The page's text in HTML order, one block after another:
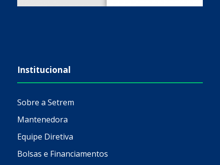
Institucional
Sobre a Setrem
Mantenedora
Equipe Diretiva
Bolsas e Financiamentos